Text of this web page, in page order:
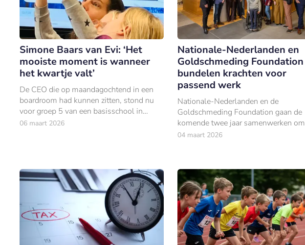
Simone Baars van Evi: ‘Het
mooiste moment is wanneer
het kwartje valt’
De CEO die op maandagochtend in een
boardroom had kunnen zitten, stond nu
voor groep 5 van een basisschool in
Amsterdam-Oost; met een biljet van
06 maart 2026
Nationale-Nederlanden en
Goldschmeding Foundation
bundelen krachten voor
passend werk
Nationale-Nederlanden en de
Goldschmeding Foundation gaan de
komende twee jaar samenwerken om
meer mensen naar passend werk te
04 maart 2026